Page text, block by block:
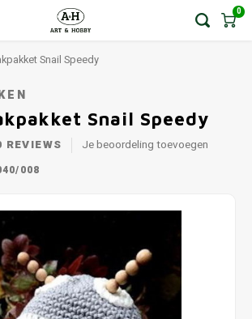
0
Snail Speedy
Snail Speedy
REVIEWS Je beoordeling toevoegen
008